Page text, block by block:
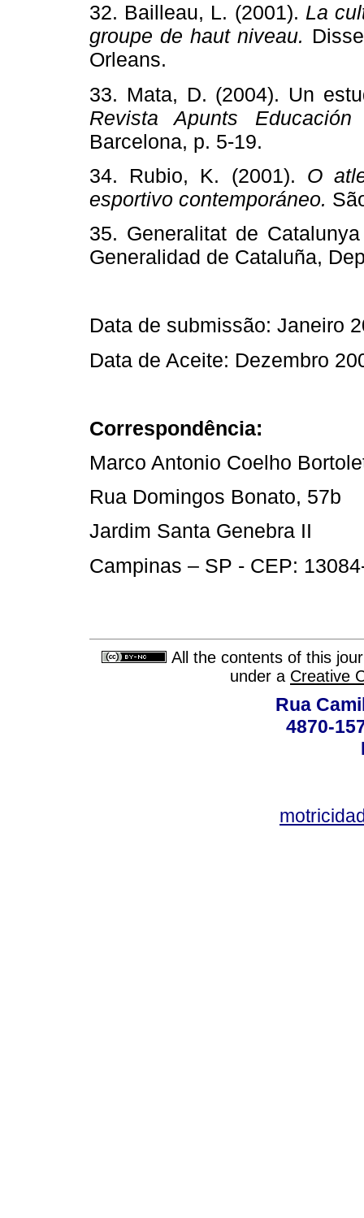
32. Bailleau, L. (2001). La
groupe de haut niveau.
Orleans.
33. Mata, D. (2004). Un
Revista Apunts Educación
Barcelona, p. 5-19.
34. Rubio, K. (2001). O
esportivo contemporáneo.
35. Generalitat de
Generalidad de Cataluña,
Data de submissão: Janeiro
Data de Aceite: Dezembro
Correspondência:
Marco Antonio Coelho
Rua Domingos Bonato, 57b
Jardim Santa Genebra II
Campinas – SP - CEP:
All the contents of this
under a Creative
Rua
4870-